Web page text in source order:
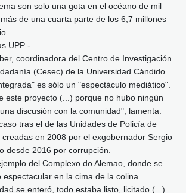
son solo una gota en el océano de mil
de una cuarta parte de los 6,7 millones
UPP -
coordinadora del Centro de Investigación
(Cesec) de la Universidad Cándido
es sólo un "espectáculo mediático".
este proyecto (...) porque no hubo ningún
discusión con la comunidad", lamenta.
tras el de las Unidades de Policía de
creadas en 2008 por el exgobernador Sergio
desde 2016 por corrupción.
del Complexo do Alemao, donde se
en la cima de la colina.
se enteró, todo estaba listo, licitado (...)